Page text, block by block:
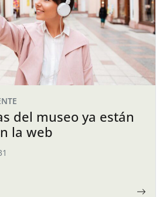
del museo ya están
la web